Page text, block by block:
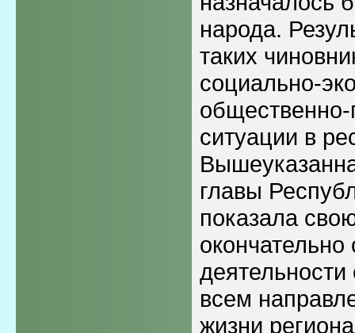
народа.
таких
социально-
общественно-
ситуации в
главы
показала
деятельности
всем
жизни